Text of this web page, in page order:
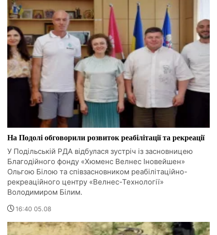
На Подолі обговорили розвиток реабілітації та рекреації
У Подільській РДА відбулася зустріч із засновницею
Благодійного фонду «Хюменс Велнес Іновейшен»
Ольгою Білою та співзасновником реабілітаційно-
рекреаційного центру «Велнес-Технології»
Володимиром Білим.
16:40 05.08